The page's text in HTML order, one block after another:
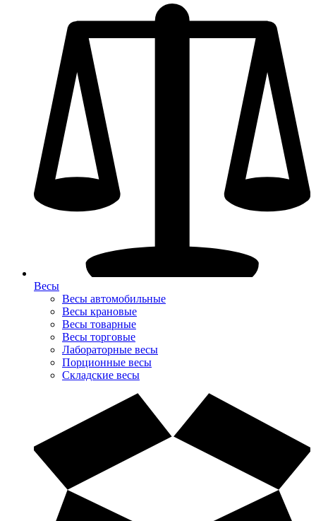
Весы
Весы автомобильные
Весы крановые
Весы товарные
Весы торговые
Лабораторные весы
Порционные весы
Складские весы